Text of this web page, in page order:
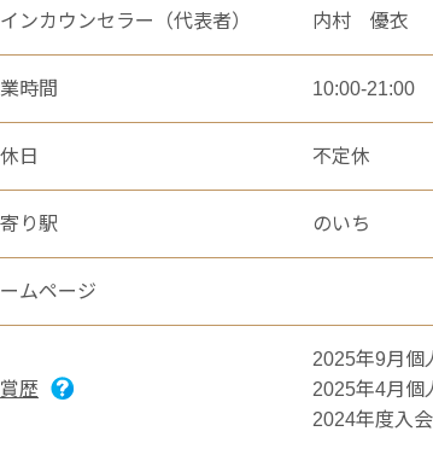
ンカウンセラー（代表者） 内村 優衣
時間 10:00-21:00
日 不定休
り駅 のいち
ムページ
歴
2025年9月個
2025年4月個
2024年度入